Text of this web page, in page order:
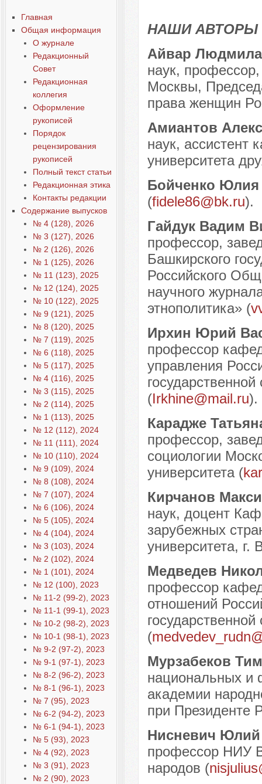
Наши авторы № 4-2013
Главная
Общая информация
О журнале
Редакционный
Совет
Редакционная
коллегия
Оформление
рукописей
Порядок
рецензирования
рукописей
Полный текст статьи
Редакционная этика
Контакты редакции
Содержание выпусков
№ 4 (128), 2026
№ 3 (127), 2026
№ 2 (126), 2026
№ 1 (125), 2026
№ 11 (123), 2025
№ 12 (124), 2025
№ 10 (122), 2025
№ 9 (121), 2025
№ 8 (120), 2025
№ 7 (119), 2025
№ 6 (118), 2025
№ 5 (117), 2025
№ 4 (116), 2025
№ 3 (115), 2025
№ 2 (114), 2025
№ 1 (113), 2025
№ 12 (112), 2024
№ 11 (111), 2024
№ 10 (110), 2024
№ 9 (109), 2024
№ 8 (108), 2024
№ 7 (107), 2024
№ 6 (106), 2024
№ 5 (105), 2024
№ 4 (104), 2024
№ 3 (103), 2024
№ 2 (102), 2024
№ 1 (101), 2024
№ 12 (100), 2023
№ 11-2 (99-2), 2023
№ 11-1 (99-1), 2023
№ 10-2 (98-2), 2023
№ 10-1 (98-1), 2023
№ 9-2 (97-2), 2023
№ 9-1 (97-1), 2023
№ 8-2 (96-2), 2023
№ 8-1 (96-1), 2023
№ 7 (95), 2023
№ 6-2 (94-2), 2023
№ 6-1 (94-1), 2023
№ 5 (93), 2023
№ 4 (92), 2023
№ 3 (91), 2023
№ 2 (90), 2023
НАШИ АВТОРЫ
Айвар Людмила
наук,
Москвы,
права женщин
Амиантов
наук, ассистент
университета
Бойченко Юлия
(fidele86@bk.ru).
Гайдук Вадим
профессор,
Башкирского
Российского
научного
этнополитика» (
Ирхин Юрий
профессор
управления
(Irkhine@mail.ru).
Карадже
профессор,
социологии
университета (
Кирчанов
наук, доцент
зарубежных
университета, г.
Медведев
профессор
отношений
(
Мурзабеков
национальных и
академии
при Президенте
Нисневич Юлий
профессор НИУ
народов (